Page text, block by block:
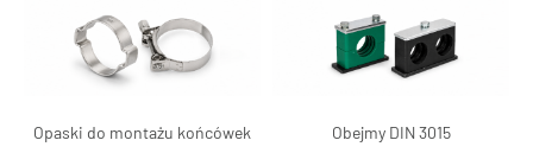
Opaski do montażu końcówek Obejmy DIN 3015